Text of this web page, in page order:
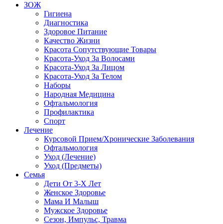
ЗОЖ
Гигиена
Диагностика
Здоровое Питание
Качество Жизни
Красота Сопутствующие Товары
Красота-Уход За Волосами
Красота-Уход За Лицом
Красота-Уход За Телом
Наборы
Народная Медицина
Офтальмология
Профилактика
Спорт
Лечение
Курсовой Прием/Хронические Заболевания
Офтальмология
Уход (Лечение)
Уход (Предметы)
Семья
Дети От 3-Х Лет
Женское Здоровье
Мама И Малыш
Мужское Здоровье
Сезон, Импульс, Травма